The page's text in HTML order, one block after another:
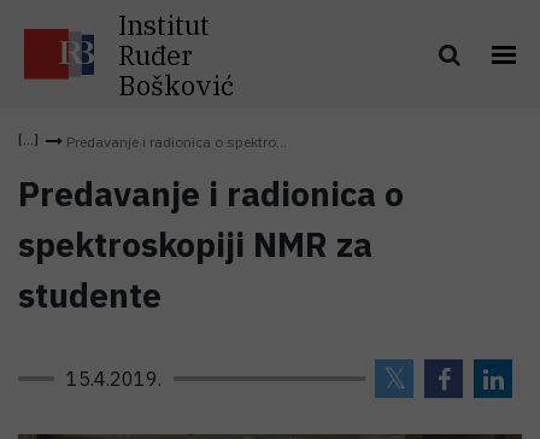
Institut
Ruđer
Bošković
Predavanje i radionica o spektro...
Predavanje i radionica o
spektroskopiji NMR za
studente
15.4.2019.